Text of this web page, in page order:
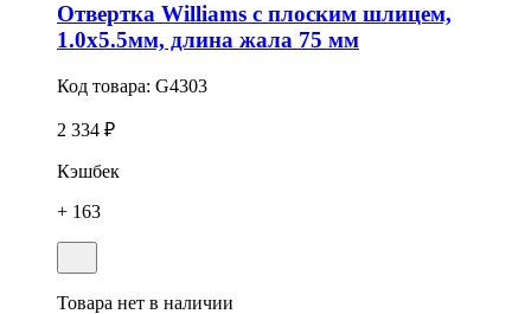
Отвертка Williams с плоским шлицем,
1.0х5.5мм, длина жала 75 мм
Код товара: G4303
2 334 ₽
Кэшбек
+ 163
Товара нет в наличии